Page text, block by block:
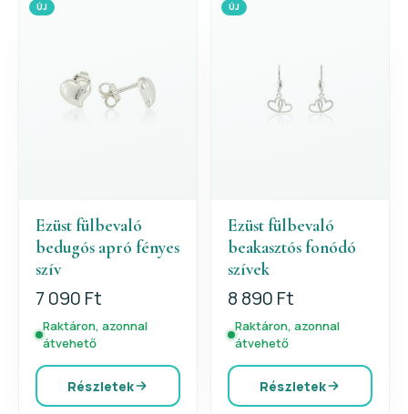
ÚJ
Ezüst fülbevaló
bedugós apró fényes
szív
7 090 Ft
Raktáron, azonnal
átvehető
Részletek
ÚJ
Ezüst fülbevaló
beakasztós fonódó
szívek
8 890 Ft
Raktáron, azonnal
átvehető
Részletek